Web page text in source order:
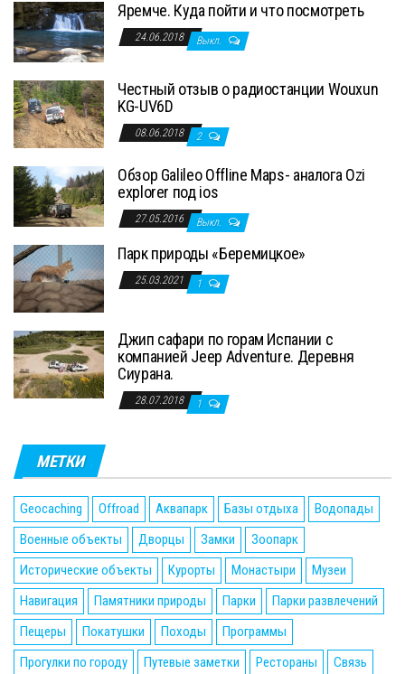
Яремче. Куда пойти и что посмотреть
24.06.2018 Выкл.
Честный отзыв о радиостанции Wouxun
KG-UV6D
08.06.2018 2
Обзор Galileo Offline Maps- аналога Ozi
explorer под ios
27.05.2016 Выкл.
Парк природы «Беремицкое»
25.03.2021 1
Джип сафари по горам Испании с
компанией Jeep Adventure. Деревня
Сиурана.
28.07.2018 1
МЕТКИ
Geocaching Offroad Аквапарк Базы отдыха
Водопады
Военные объекты
Дворцы Замки
Зоопарк
Исторические объекты
Курорты Монастыри
Музеи
Навигация
Памятники природы Парки
Парки развлечений
Пещеры
Покатушки Походы
Программы
Прогулки по городу
Путевые заметки Рестораны Связь